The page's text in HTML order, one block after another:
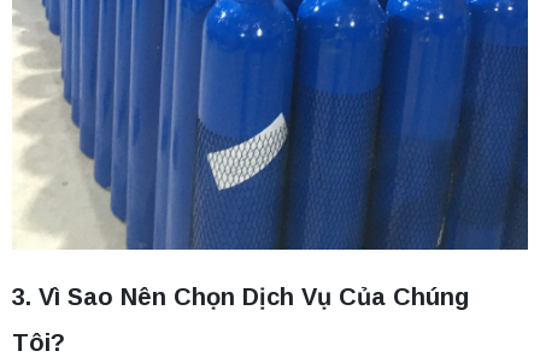
3. Vì Sao Nên Chọn Dịch Vụ Của Chúng
Tôi?